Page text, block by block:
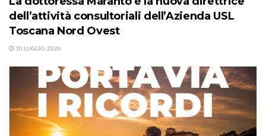
dell’attività consultoriali dell’Azienda USL
Toscana Nord Ovest
10 LUGLIO, 2026